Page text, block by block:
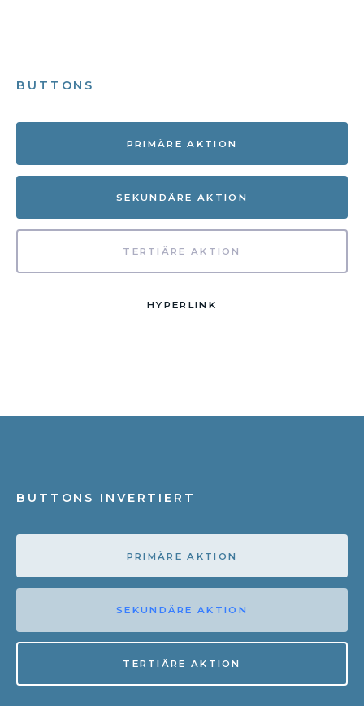
BUTTONS
PRIMÄRE AKTION
SEKUNDÄRE AKTION
TERTIÄRE AKTION
HYPERLINK
BUTTONS INVERTIERT
PRIMÄRE AKTION
SEKUNDÄRE AKTION
TERTIÄRE AKTION